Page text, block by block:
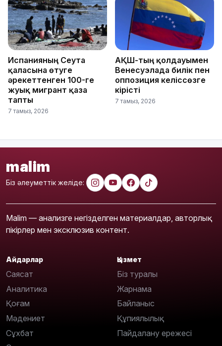
Испанияның Сеута
қаласына өтуге
әрекеттенген 100-ге
жуық мигрант қаза
тапты
7 тамыз, 2026
АҚШ-тың қолдауымен
Венесуэлада билік пен
оппозиция келіссөзге
кірісті
7 тамыз, 2026
malim
Біз әлеуметтік желіде:
Malim — анализге негізделген материалдар, авторлық
пікірлер мен эксклюзив контент.
Айдарлар
Саясат
Аналитика
Қоғам
Мәдениет
Сұхбат
Қызмет
Біз туралы
Жарнама
Байланыс
Құпиялылық
Пайдалану ережесі